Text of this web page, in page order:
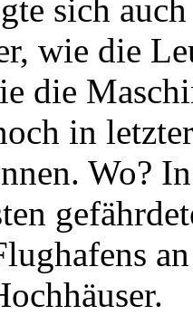
sich
wie die
die
in
Wo?